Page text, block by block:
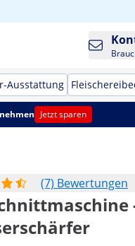
Ausstattung
Jetzt sparen
(7) Bewertungen